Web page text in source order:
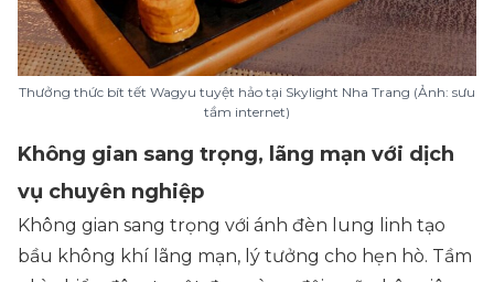
Thưởng thức bít tết Wagyu tuyệt hảo tại Skylight Nha Trang (Ảnh: sưu
tầm internet)
Không gian sang trọng, lãng mạn với dịch
vụ chuyên nghiệp
Không gian sang trọng với ánh đèn lung linh tạo
bầu không khí lãng mạn, lý tưởng cho hẹn hò. Tầm